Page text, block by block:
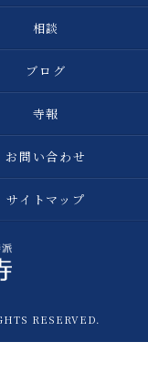
相談
ブログ
寺報
お問い合わせ
サイトマップ
RESERVED.